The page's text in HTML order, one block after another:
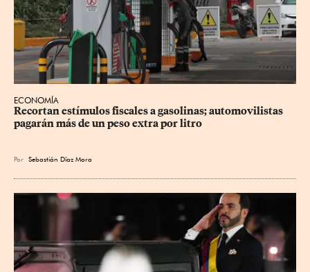
ECONOMÍA
Recortan estímulos fiscales a gasolinas; automovilistas
pagarán más de un peso extra por litro
Por Sebastián Díaz Mora